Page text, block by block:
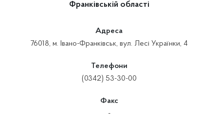
Франківській області
Адреса
76018, м. Івано-Франківськ, вул. Лесі Українки, 4
Телефони
(0342) 53-30-00
Факс
-